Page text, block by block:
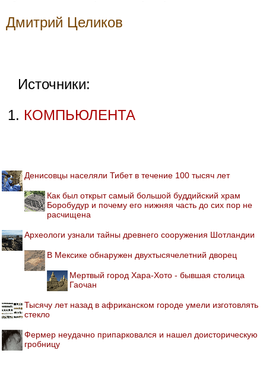
Дмитрий Целиков
Источники:
КОМПЬЮЛЕНТА
Денисовцы населяли Тибет в течение 100 тысяч лет
Как был открыт самый большой буддийский храм
Боробудур и почему его нижняя часть до сих пор не
расчищена
Археологи узнали тайны древнего сооружения Шотландии
В Мексике обнаружен двухтысячелетний дворец
Мертвый город Хара-Хото - бывшая столица
Гаочан
Тысячу лет назад в африканском городе умели изготовлять
стекло
Фермер неудачно припарковался и нашел доисторическую
гробницу